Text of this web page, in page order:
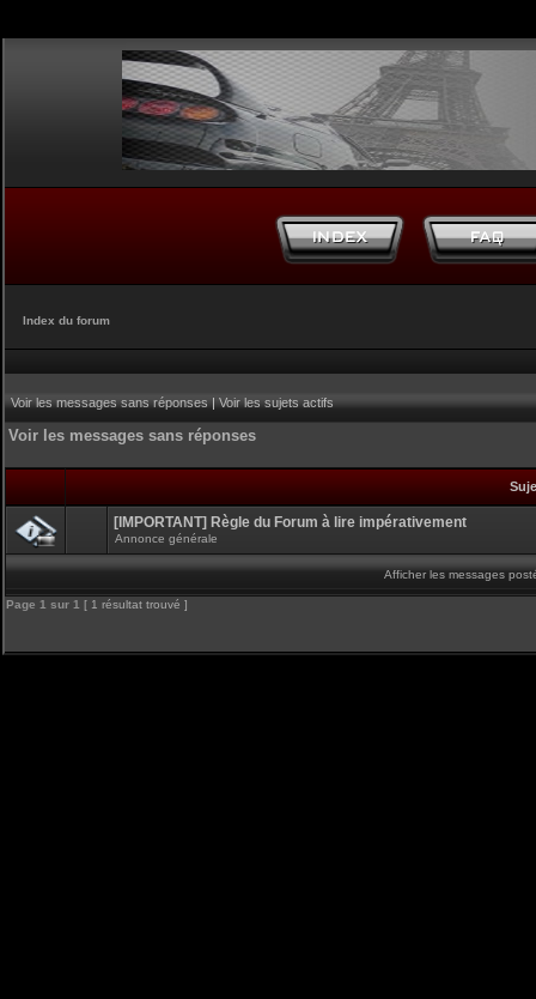
Index du forum
Voir les messages sans réponses|Voir les sujets actifs
Voir les messages sans réponses
[IMPORTANT] Règle du Forum à lire impérativement
Annonce générale
Afficher les messages
Page 1 sur 1 [ 1 résultat trouvé ]